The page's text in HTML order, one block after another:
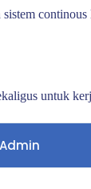
untuk